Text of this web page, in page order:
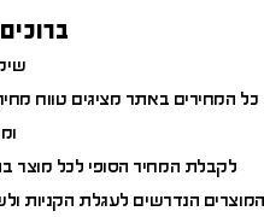
מוצרים
כל המחירים באתר מציגים טווח
לקבלת המחיר הסופי לכל מוצר
המוצרים הנדרשים לעגלת הקניות